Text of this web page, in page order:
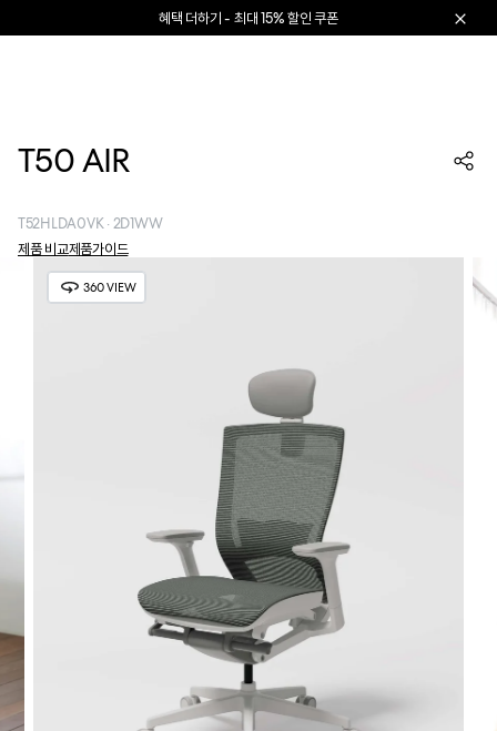
리퍼럴 추천 제도 소개
T50 AIR
T52HLDA0VK · 2D1WW
제품 비교제품가이드
360 VIEW